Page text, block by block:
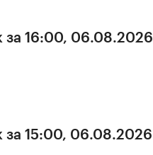
за 16:00, 06.08.2026
за 15:00, 06.08.2026